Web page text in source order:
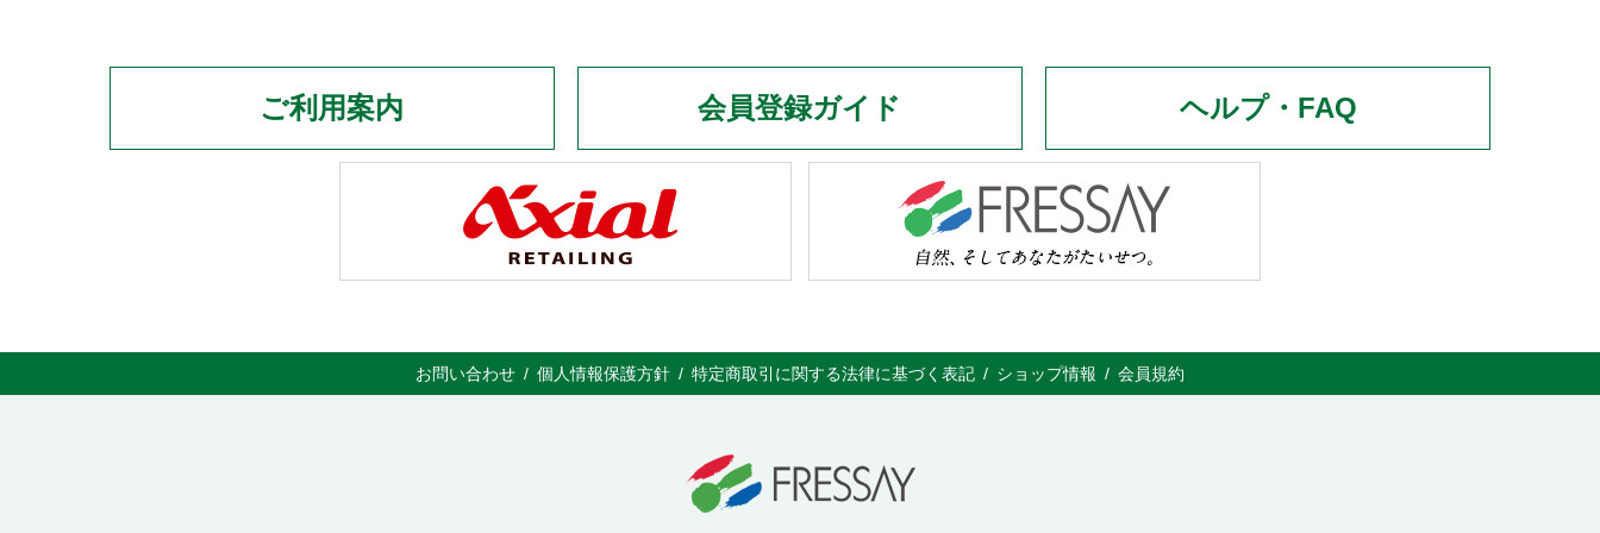
ご利用案内 会員登録ガイド ヘルプ・FAQ
お問い合わせ 個人情報保護方針 特定商取引に関する法律に基づく表記 ショップ情報 会員規約